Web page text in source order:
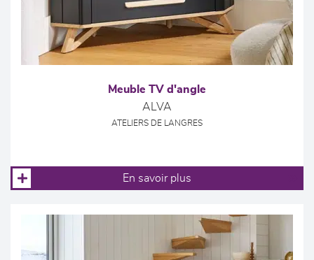
Meuble TV d'angle
ALVA
ATELIERS DE LANGRES
En savoir plus